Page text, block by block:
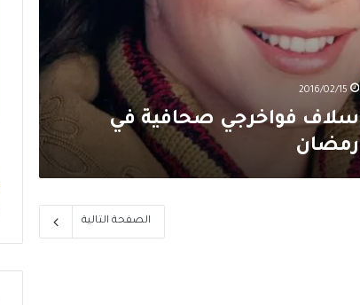
2016/02/15
سلاف فواخرجي صحافية في
رمضان
الصفحة التالية